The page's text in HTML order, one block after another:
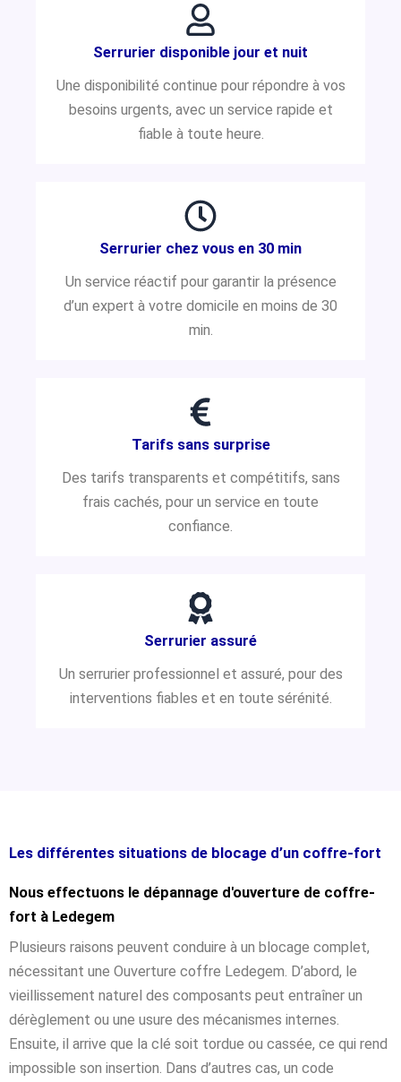
Serrurier disponible jour et nuit
Une disponibilité continue pour répondre à vos
besoins urgents, avec un service rapide et
fiable à toute heure.
Serrurier chez vous en 30 min
Un service réactif pour garantir la présence
d’un expert à votre domicile en moins de 30
min.
Tarifs sans surprise
Des tarifs transparents et compétitifs, sans
frais cachés, pour un service en toute
confiance.
Serrurier assuré
Un serrurier professionnel et assuré, pour des
interventions fiables et en toute sérénité.
Les différentes situations de blocage d’un coffre-fort
Nous effectuons le dépannage d'ouverture de coffre-
fort à Ledegem
Plusieurs raisons peuvent conduire à un blocage complet,
nécessitant une Ouverture coffre Ledegem. D’abord, le
vieillissement naturel des composants peut entraîner un
dérèglement ou une usure des mécanismes internes.
Ensuite, il arrive que la clé soit tordue ou cassée, ce qui rend
impossible son insertion. Dans d’autres cas, un code